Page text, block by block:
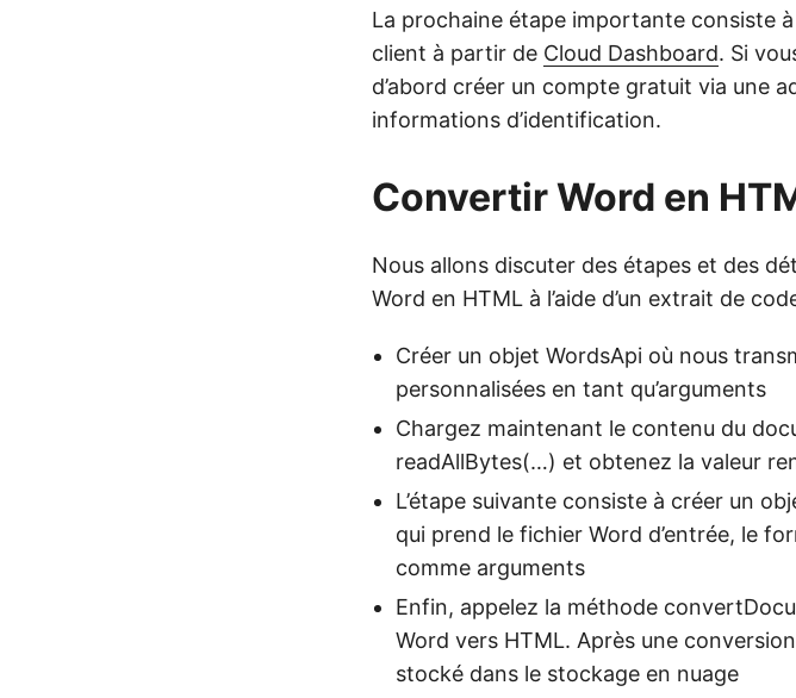
La prochaine étape importante consiste
client à partir de Cloud Dashboard. Si
d’abord créer un compte gratuit via une
informations d’identification.
Convertir Word en
Nous allons discuter des étapes et des
Word en HTML à l’aide d’un extrait de
Créer un objet WordsApi où nous
personnalisées en tant qu’arguments
Chargez maintenant le contenu du
readAllBytes(…) et obtenez la valeur
L’étape suivante consiste à créer un
qui prend le fichier Word d’entrée, le
comme arguments
Enfin, appelez la méthode
Word vers HTML. Après une
stocké dans le stockage en nuage